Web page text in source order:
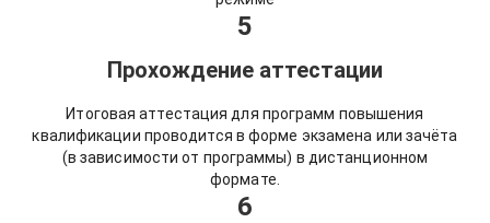
5
Прохождение аттестации
Итоговая аттестация для программ повышения
квалификации проводится в форме экзамена или зачёта
(в зависимости от программы) в дистанционном
формате.
6